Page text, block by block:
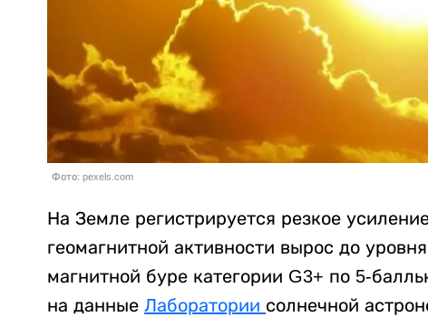
Фото: pexels.com
На Земле регистрируется резкое
геомагнитной активности вырос до
магнитной буре категории G3+ по 5-
на данные Лаборатории солнечной